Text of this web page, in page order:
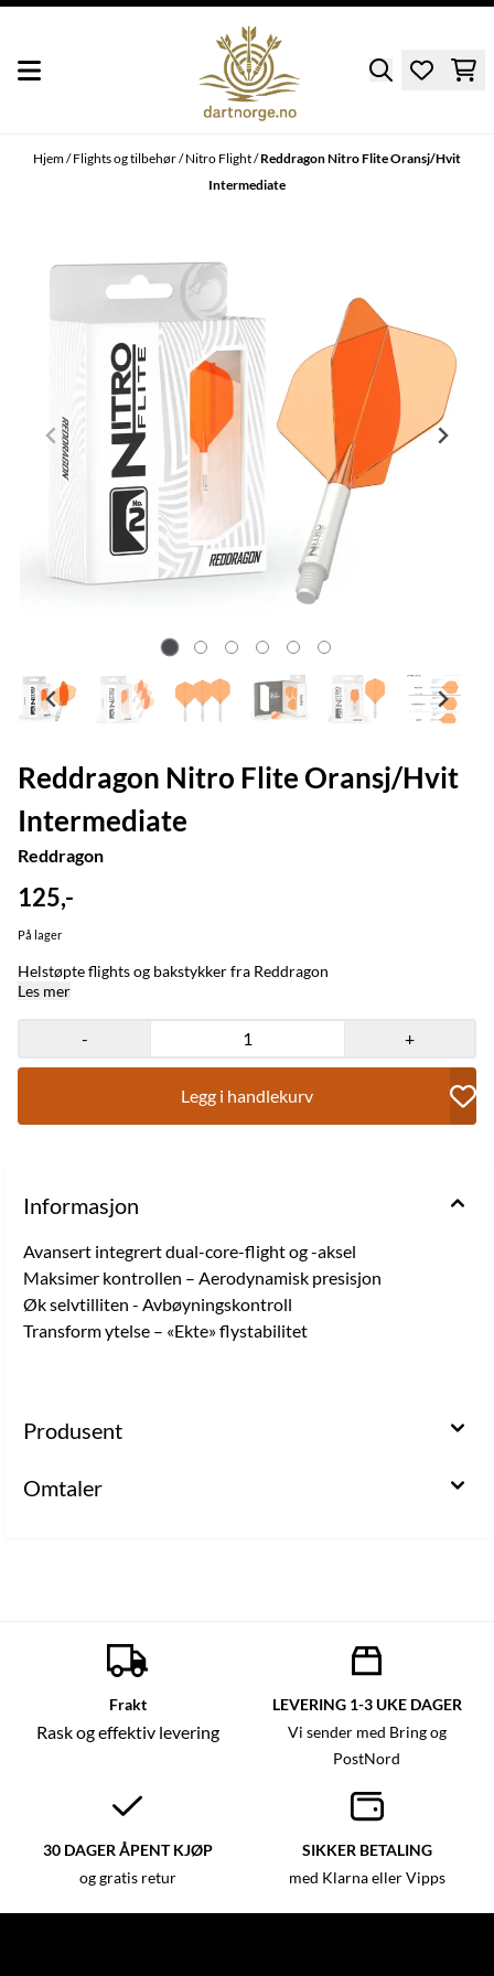
Hjem/Flights og tilbehør/Nitro Flight/Reddragon Nitro Flite Oransj/Hvit
Intermediate
Reddragon Nitro Flite Oransj/Hvit
Intermediate
Reddragon
125,-
På lager
Helstøpte flights og bakstykker fra Reddragon
Les mer
- +
Legg i handlekurv
Informasjon
Avansert integrert dual-core-flight og -aksel
Maksimer kontrollen – Aerodynamisk presisjon
Øk selvtilliten - Avbøyningskontroll
Transform ytelse – «Ekte» flystabilitet
Produsent
Omtaler
Frakt
Rask og effektiv levering
LEVERING 1-3 UKE DAGER
Vi sender med Bring og
PostNord
30 DAGER ÅPENT KJØP
og gratis retur
SIKKER BETALING
med Klarna eller Vipps